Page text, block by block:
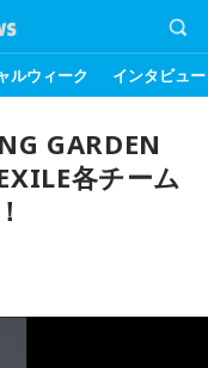
ルウィーク インタビュー
GARDEN
各チーム